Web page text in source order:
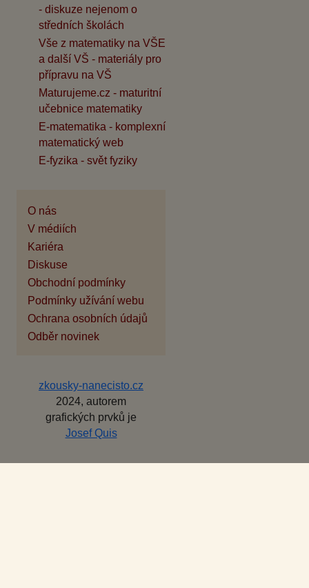
- diskuze nejenom o
středních školách
Vše z matematiky na VŠE
a další VŠ - materiály pro
přípravu na VŠ
Maturujeme.cz - maturitní
učebnice matematiky
E-matematika - komplexní
matematický web
E-fyzika - svět fyziky
O nás
V médiích
Kariéra
Diskuse
Obchodní podmínky
Podmínky užívání webu
Ochrana osobních údajů
Odběr novinek
zkousky-nanecisto.cz
2024, autorem
grafických prvků je
Josef Quis